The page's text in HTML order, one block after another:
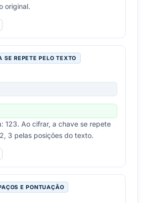
original.
SE REPETE PELO TEXTO
123. Ao cifrar, a chave se repete
3 pelas posições do texto.
E PONTUAÇÃO